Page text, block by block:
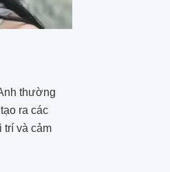
thường
ra các
trí và cảm